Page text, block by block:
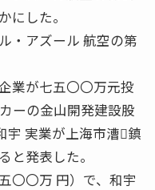
にした。
・アズール 航空の第
業が七五〇〇万元投
ーの金山開発建設股
宇 実業が上海市漕鎮
と発表した。
〇〇万 円）で、和宇